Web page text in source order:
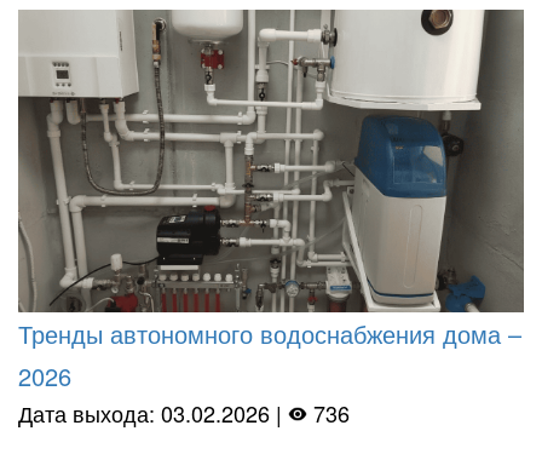
Тренды автономного водоснабжения дома –
2026
Дата выхода: 03.02.2026 | 736